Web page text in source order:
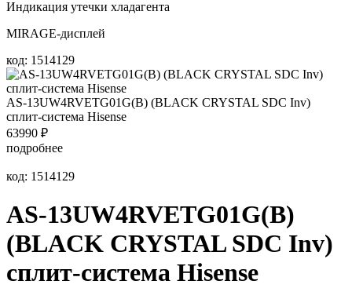
Индикация утечки хладагента
MIRAGE-дисплей
код: 1514129
AS-13UW4RVETG01G(B) (BLACK CRYSTAL SDC Inv)
сплит-система Hisense
63990 ₽
подробнее
код: 1514129
AS-13UW4RVETG01G(B)
(BLACK CRYSTAL SDC Inv)
сплит-система Hisense